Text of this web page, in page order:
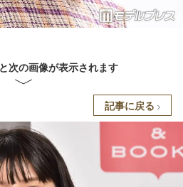
次の画像が表示されます
記事に戻る